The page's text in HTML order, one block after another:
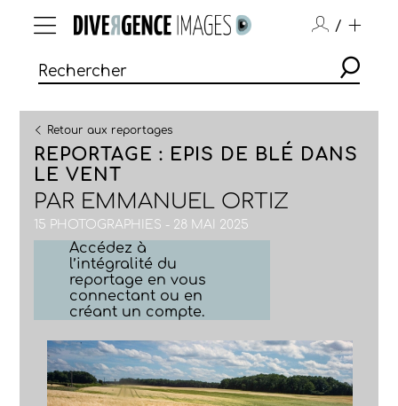
/
Retour aux reportages
REPORTAGE : EPIS DE BLÉ DANS
LE VENT
PAR EMMANUEL ORTIZ
15 PHOTOGRAPHIES - 28 MAI 2025
Accédez à
l’intégralité du
reportage en vous
connectant ou en
créant un compte.